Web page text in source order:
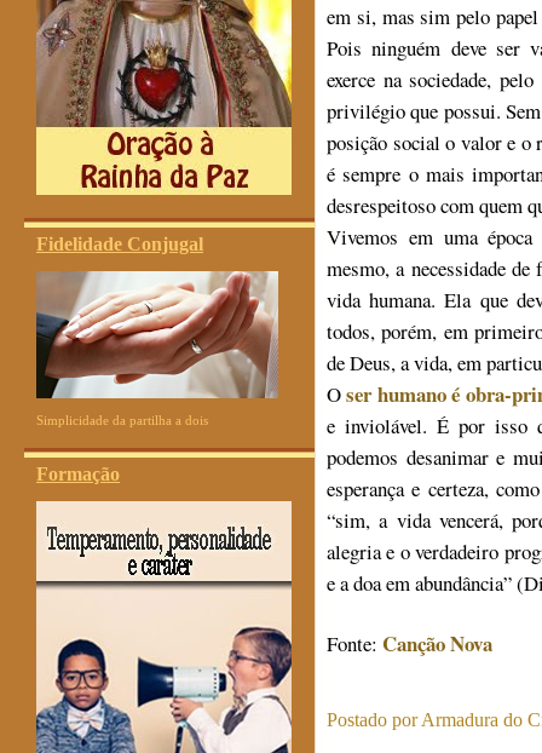
Fidelidade Conjugal
Simplicidade da partilha a dois
Formação
em si, mas sim pelo papel
Pois ninguém deve ser
exerce na sociedade,
privilégio que possui.
posição social o valor e o
é sempre o mais
desrespeitoso com quem
Vivemos em uma
mesmo, a necessidade
vida humana. Ela que
todos, porém, em
de Deus, a vida, em
Oser humano é obra-
e inviolável. É por isso
podemos desanimar e
esperança e certeza,
“sim, a vida vencerá,
alegria e o verdadeiro
e a doa em abundância”
Fonte: Canção Nova
Postado porArmadura do